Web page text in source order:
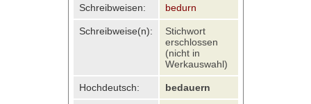
Schreibweisen: bedurn
Schreibweise(n):
Stichwort
erschlossen
(nicht in
Werkauswahl)
Hochdeutsch: bedauern